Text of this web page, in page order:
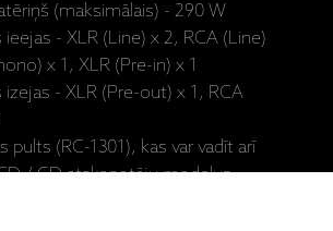
(maksimālais) - 290 W
ieejas - XLR (Line) x 2, RCA (Line)
x 1, XLR (Pre-in) x 1
izejas - XLR (Pre-out) x 1, RCA
pults (RC-1301), kas var vadīt arī
/ CD atskaņotāju modeļus